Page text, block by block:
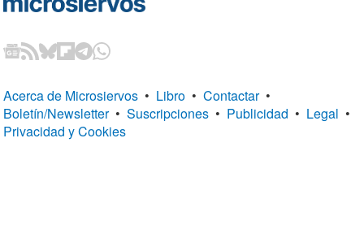
Acerca de Microsiervos • Libro • Contactar •
Boletín/Newsletter • Suscripciones • Publicidad • Legal •
Privacidad y Cookies